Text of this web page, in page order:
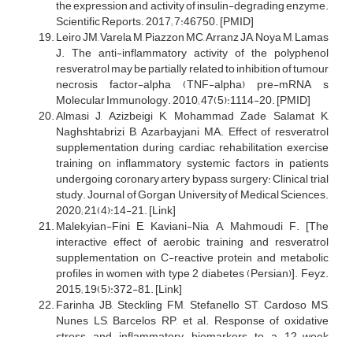
the expression and activity of insulin-degrading enzyme.
Scientific Reports. 2017; 7:46750. [PMID]
Leiro JM, Varela M, Piazzon MC, Arranz JA, Noya M, Lamas
J. The anti-inflammatory activity of the polyphenol
resveratrol may be partially related to inhibition of tumour
necrosis factor-alpha (TNF-alpha) pre-mRNA s
Molecular Immunology. 2010; 47(5):1114-20. [PMID]
Almasi J, Azizbeigi K, Mohammad Zade Salamat K,
Naghshtabrizi B, Azarbayjani MA. Effect of resveratrol
supplementation during cardiac rehabilitation exercise
training on inflammatory systemic factors in patients
undergoing coronary artery bypass surgery: Clinical trial
study. Journal of Gorgan University of Medical Sciences.
2020; 21(4):14-21. [Link]
Malekyian-Fini E, Kaviani-Nia A, Mahmoudi F. [The
interactive effect of aerobic training and resveratrol
supplementation on C-reactive protein and metabolic
profiles in women with type 2 diabetes (Persian)]. Feyz.
2015; 19(5):372-81. [Link]
Farinha JB, Steckling FM, Stefanello ST, Cardoso MS,
Nunes LS, Barcelos RP, et al. Response of oxidative